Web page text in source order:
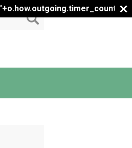
'+o.how.outgoing.timer_count+"